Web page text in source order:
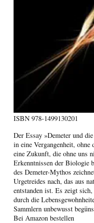
ISBN 978-1499130201
Der Essay »Demeter und
in eine Vergangenheit,
eine Zukunft, die ohne uns
Erkenntnissen der Biologie
des Demeter-Mythos
Urgetreides nach, das aus
entstanden ist. Es zeigt
durch die
Sammlern unbewusst
Bei Amazon bestellen